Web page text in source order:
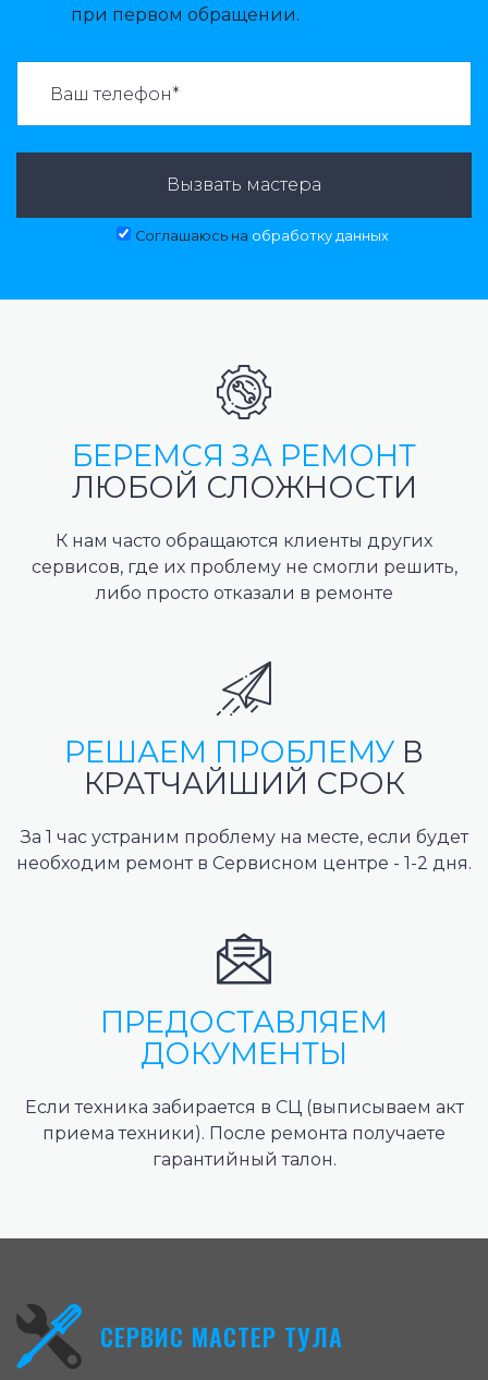
при первом обращении.
Вызвать мастера
Соглашаюсь на обработку данных
БЕРЕМСЯ ЗА РЕМОНТ
ЛЮБОЙ СЛОЖНОСТИ
К нам часто обращаются клиенты других
сервисов, где их проблему не смогли решить,
либо просто отказали в ремонте
РЕШАЕМ ПРОБЛЕМУ В
КРАТЧАЙШИЙ СРОК
За 1 час устраним проблему на месте, если будет
необходим ремонт в Сервисном центре - 1-2 дня.
ПРЕДОСТАВЛЯЕМ
ДОКУМЕНТЫ
Если техника забирается в СЦ (выписываем акт
приема техники). После ремонта получаете
гарантийный талон.
СЕРВИС МАСТЕР ТУЛА